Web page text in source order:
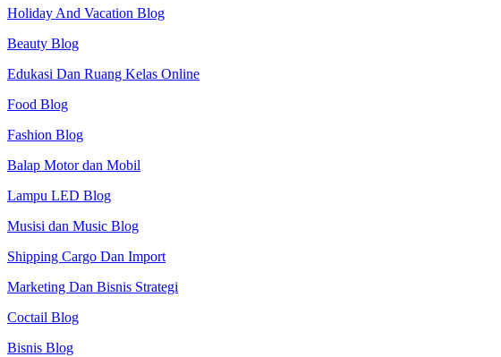
Holiday And Vacation Blog
Beauty Blog
Edukasi Dan Ruang Kelas Online
Food Blog
Fashion Blog
Balap Motor dan Mobil
Lampu LED Blog
Musisi dan Music Blog
Shipping Cargo Dan Import
Marketing Dan Bisnis Strategi
Coctail Blog
Bisnis Blog